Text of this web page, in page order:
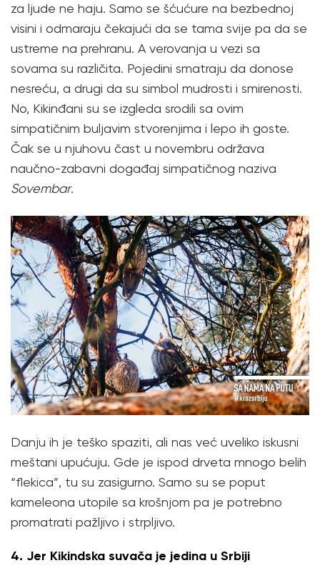
za ljude ne haju. Samo se šćućure na bezbednoj
visini i odmaraju čekajući da se tama svije pa da se
ustreme na prehranu. A verovanja u vezi sa
sovama su različita. Pojedini smatraju da donose
nesreću, a drugi da su simbol mudrosti i smirenosti.
No, Kikinđani su se izgleda srodili sa ovim
simpatičnim buljavim stvorenjima i lepo ih goste.
Čak se u njuhovu čast u novembru održava
naučno-zabavni događaj simpatičnog naziva
Sovembar.
Danju ih je teško spaziti, ali nas već uveliko iskusni
meštani upućuju. Gde je ispod drveta mnogo belih
“flekica”, tu su zasigurno. Samo su se poput
kameleona utopile sa krošnjom pa je potrebno
promatrati pažljivo i strpljivo.
4. Jer Kikindska suvača je jedina u Srbiji